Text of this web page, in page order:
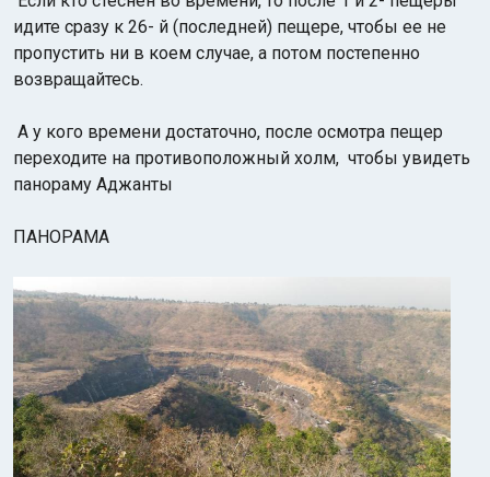
идите сразу к 26- й (последней) пещере, чтобы ее не
пропустить ни в коем случае, а потом постепенно
возвращайтесь.
А у кого времени достаточно, после осмотра пещер
переходите на противоположный холм, чтобы увидеть
панораму Аджанты
ПАНОРАМА